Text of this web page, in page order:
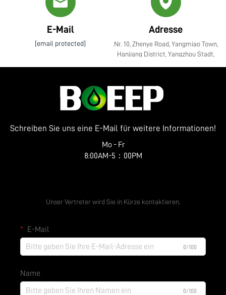
E-Mail
[email protected]
Adresse
Nr. 10, Zhenye Road, Yangmiao Town,
Hanjiang District, Yangzhou Stadt,
Schreiben Sie uns eine E-Mail für weitere Informationen!
Mo - Fr
8:00AM-5：00PM
Unser Vertreter wird Sie in Kürze kontaktieren.
E-Mail
0/100
Name
0/100